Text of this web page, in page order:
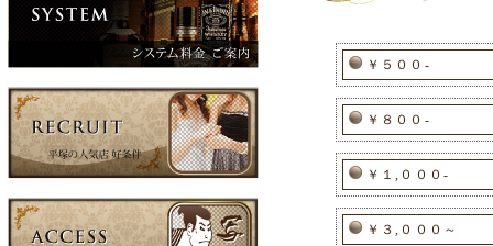
￥５００-
￥８００-
￥１,０００-
￥３,０００～